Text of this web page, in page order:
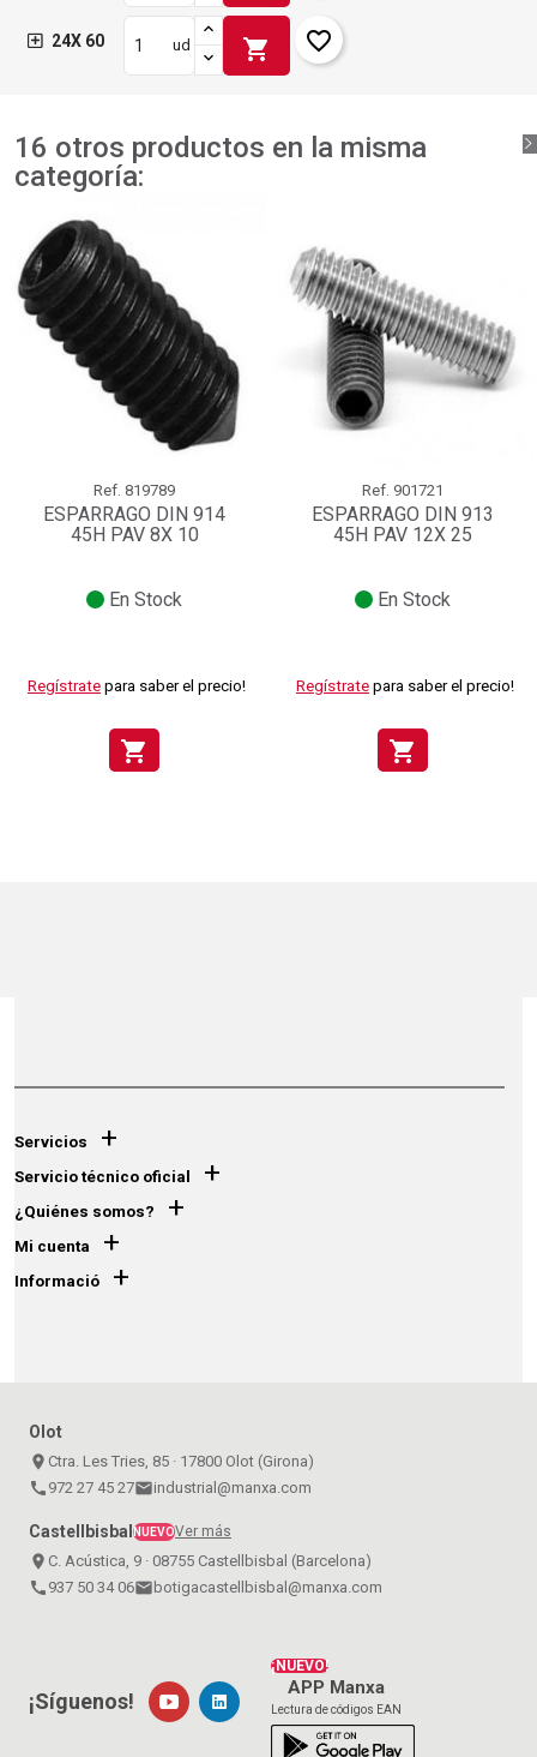
24X 60 ud shopping_cart favorite_border
16 otros productos en la misma
categoría:
Ref. 819789
ESPARRAGO DIN 914
45H PAV 8X 10
En Stock
Regístrate para saber el precio!
shopping_cart
Ref. 901721
ESPARRAGO DIN 913
45H PAV 12X 25
En Stock
Regístrate para saber el precio!
shopping_cart
Servicios +
Servicio técnico oficial +
¿Quiénes somos? +
Mi cuenta +
Informació +
Olot
place Ctra. Les Tries, 85 · 17800 Olot (Girona)
call 972 27 45 27emailindustrial@manxa.com
CastellbisbalNUEVOVer más
place C. Acústica, 9 · 08755 Castellbisbal (Barcelona)
call 937 50 34 06emailbotigacastellbisbal@manxa.com
¡NUEVO!
APP Manxa
Lectura de códigos EAN
¡Síguenos!